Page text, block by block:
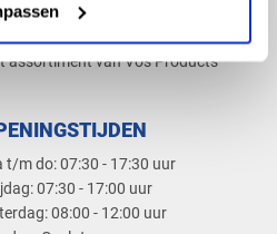
2026
assortiment van Vos Products
t/m do: 07:30 - 17:30 uur
07:30 - 17:00 uur
08:00 - 12:00 uur